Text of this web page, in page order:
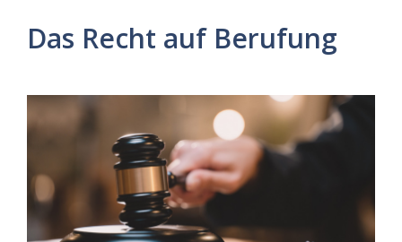
Das Recht auf Berufung